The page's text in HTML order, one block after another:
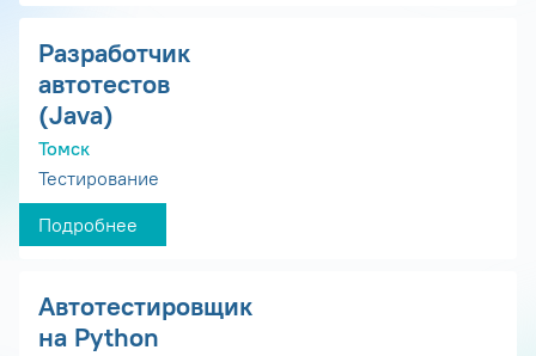
Разработчик
автотестов
(Java)
Томск
Тестирование
Подробнее
Автотестировщик
на Python